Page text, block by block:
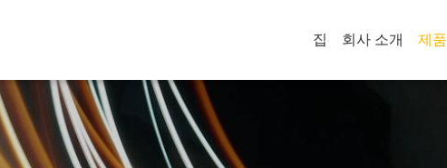
집 회사 소개 제품